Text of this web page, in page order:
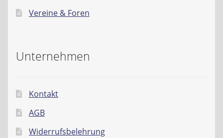
Vereine & Foren
Unternehmen
Kontakt
AGB
Widerrufsbelehrung